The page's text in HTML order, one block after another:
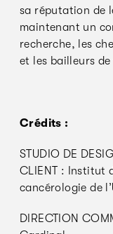
sa réputation de
maintenant un
recherche, les
et les bailleurs de
Crédits :
STUDIO DE
CLIENT : Institut
cancérologie de
DIRECTION